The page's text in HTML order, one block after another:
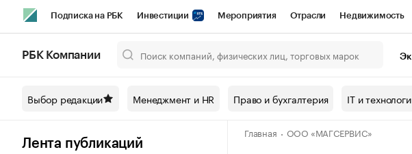
Подписка на РБК Инвестиции Мероприятия Отрасли Недвижимость
Спецпроекты СПб Конференции СПб Спецпроекты Проверка контрагентов
Технологии и медиа Рынок наличной валюты
РБК Компании
Выбор редакции Менеджмент и HR Право и бухгалтерия IT и
Лента публикаций
Главная ООО «МАГСЕРВИС»